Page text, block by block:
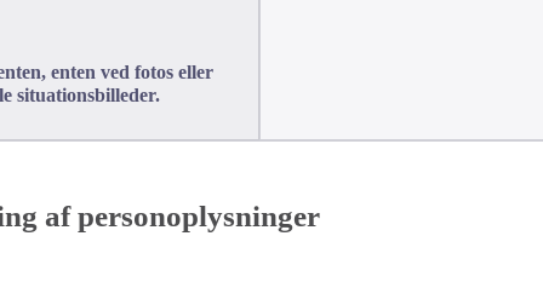
enten ved fotos eller
situationsbilleder.
af personoplysninger